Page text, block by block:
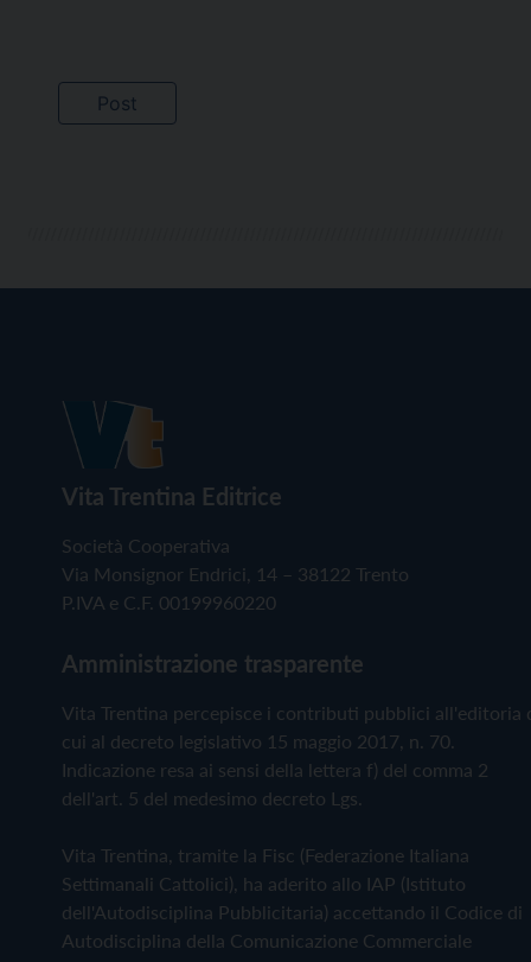
Vita Trentina Editrice
Società Cooperativa
Via Monsignor Endrici, 14 – 38122 Trento
P.IVA e C.F. 00199960220
Amministrazione trasparente
Vita Trentina percepisce i contributi pubblici all'editoria
cui al decreto legislativo 15 maggio 2017, n. 70.
Indicazione resa ai sensi della lettera f) del comma 2
dell'art. 5 del medesimo decreto Lgs.
Vita Trentina, tramite la Fisc (Federazione Italiana
Settimanali Cattolici), ha aderito allo IAP (Istituto
dell'Autodisciplina Pubblicitaria) accettando il Codice di
Autodisciplina della Comunicazione Commerciale